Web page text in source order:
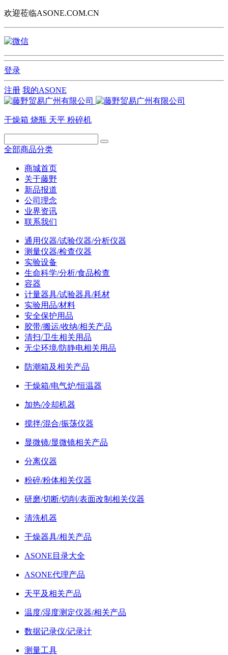
欢迎莅临ASONE.COM.CN
登录
注册 我的ASONE
干燥箱 烧瓶 天平 粉碎机
全部商品分类
商城首页
关于藤野
新品报道
公司理念
业界资讯
联系我们
通用仪器/试验仪器/分析仪器
测量仪器/检查仪器
实验设备
生命科学/分析/食品检查
容器
计量器具/试验器具/耗材
实验用品/材料
安全保护用品
胶带/搬运/收纳/相关产品
清扫/卫生相关用品
无尘环境/防静电相关用品
防潮箱及相关产品
干燥箱/电气炉/恒温器
加热/冷却机器
搅拌/混合/振荡仪器
显微镜/显微镜相关产品
分离仪器
粉碎/粉体相关仪器
研磨/切断/切削/表面改制相关仪器
清洗机器
干燥器具/相关产品
ASONE目录大全
ASONE代理产品
天平及相关产品
温度/湿度测定仪器/相关产品
数据记录仪/记录计
测量工具